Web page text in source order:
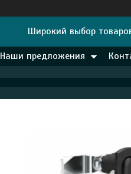
Широкий выбор
Наши предложения